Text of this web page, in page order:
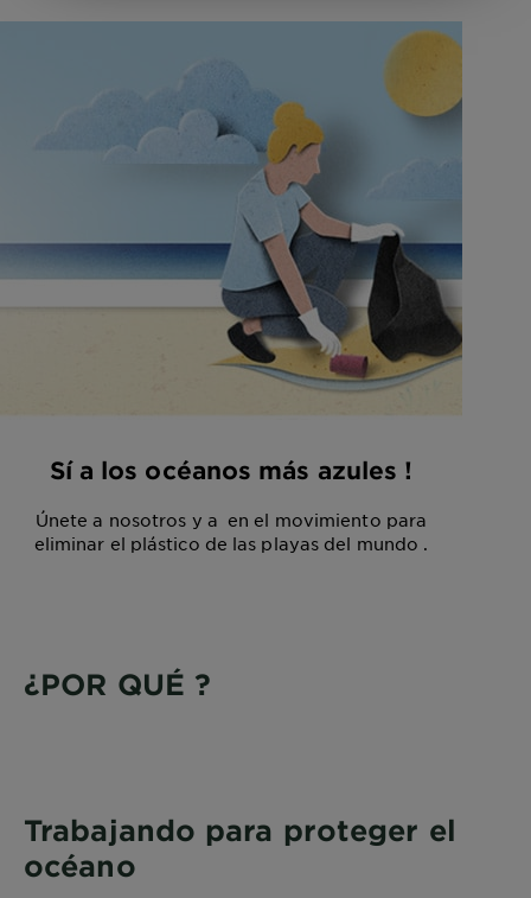
Sí a los océanos más azules !
Únete a nosotros y a en el movimiento para
eliminar el plástico de las playas del mundo .
¿POR QUÉ ?
Trabajando para proteger el
océano